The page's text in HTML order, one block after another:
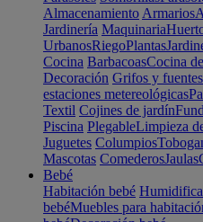
Almacenamiento Armarios
Jardinería Maquinaria
UrbanosRiegoPlantas
Cocina BarbacoasCocina
Decoración Grifos y fuentes
estaciones metereológicas
Textil Cojines de jardín
Piscina PlegableLimpieza
Juguetes Columpios
Mascotas ComederosJaulas
Bebé
Habitación bebé
bebéMuebles para